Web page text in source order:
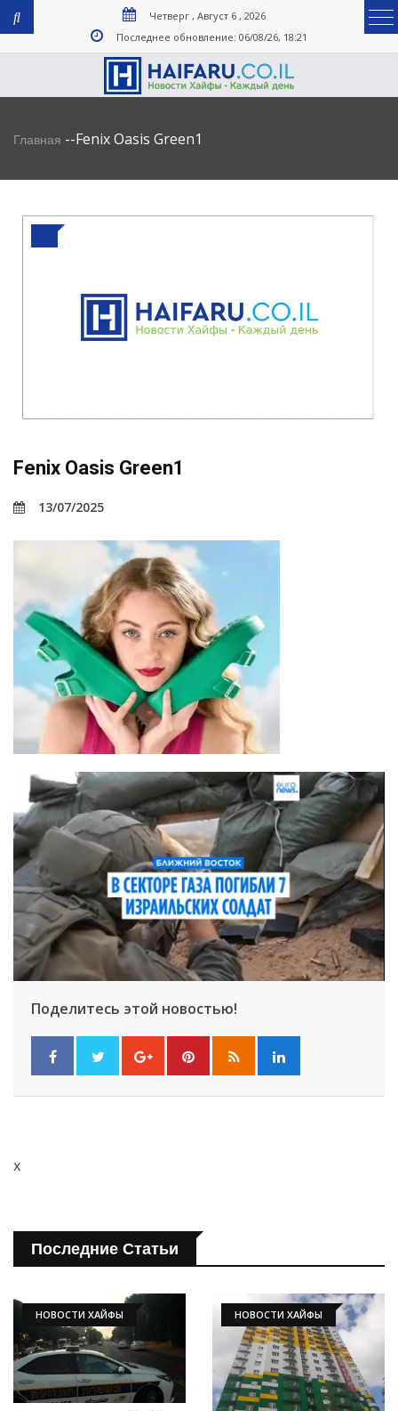
Четверг , Август 6 , 2026
Последнее обновление: 06/08/26, 18:21
Главная --Fenix Oasis Green1
Fenix Oasis Green1
13/07/2025
Поделитесь этой новостью!
x
Последние Статьи
НОВОСТИ ХАЙФЫ НОВОСТИ ХАЙФЫ